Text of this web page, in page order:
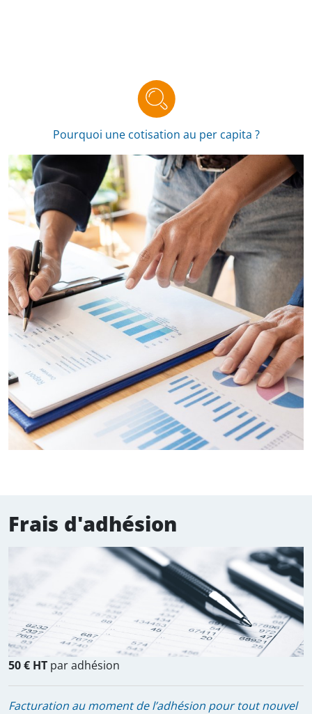
Pourquoi une cotisation au per capita ?
Frais d'adhésion
50 € HT par adhésion
Facturation au moment de l’adhésion pour tout nouvel